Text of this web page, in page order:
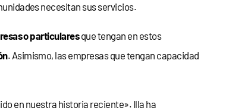
necesitan sus servicios.
o particularesque tengan en estos
. Asimismo, las empresas que tengan capacidad
en nuestra historia reciente». Illa ha